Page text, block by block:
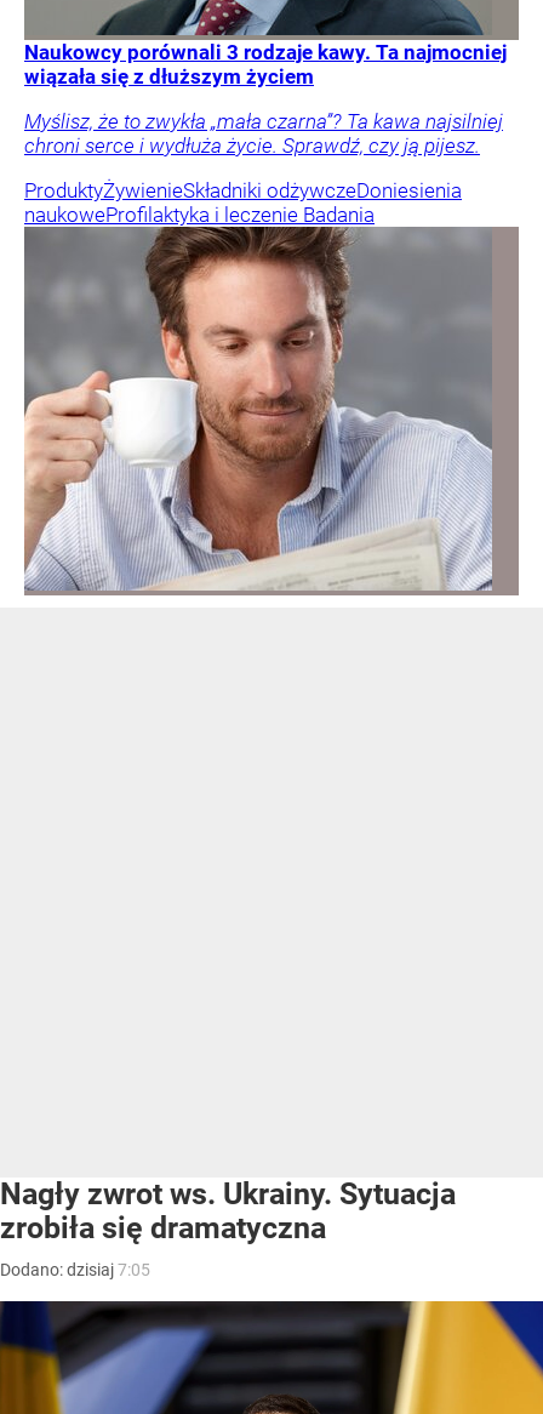
Naukowcy porównali 3 rodzaje kawy. Ta najmocniej
wiązała się z dłuższym życiem
Myślisz, że to zwykła „mała czarna”? Ta kawa najsilniej
chroni serce i wydłuża życie. Sprawdź, czy ją pijesz.
ProduktyŻywienieSkładniki odżywczeDoniesienia
naukoweProfilaktyka i leczenie Badania
Nagły zwrot ws. Ukrainy. Sytuacja
zrobiła się dramatyczna
Dodano:dzisiaj7:05